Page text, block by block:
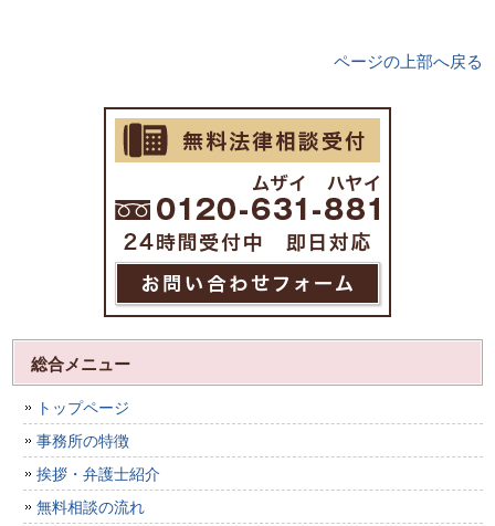
ページの上部へ戻る
総合メニュー
トップページ
事務所の特徴
挨拶・弁護士紹介
無料相談の流れ